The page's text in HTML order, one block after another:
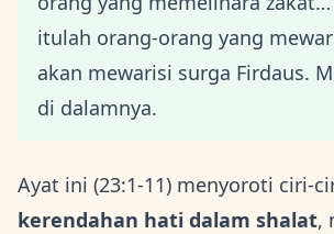
itulah orang-orang yang
akan mewarisi surga Firdaus.
di dalamnya.
Ayat ini (23:1-11) menyoroti ciri-
kerendahan hati dalam shalat,